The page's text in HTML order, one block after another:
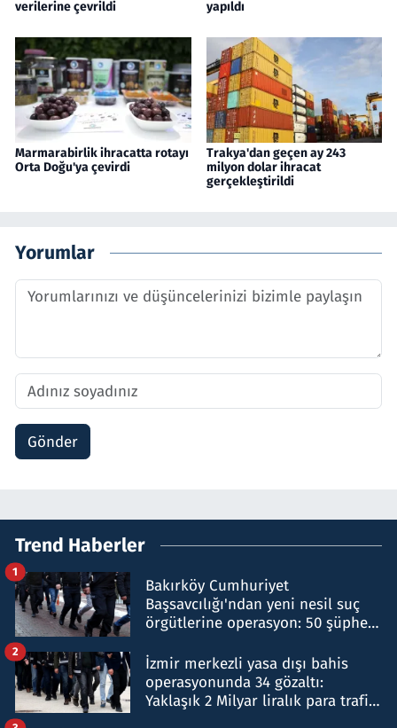
verilerine çevrildi
yapıldı
Marmarabirlik ihracatta rotayı
Orta Doğu'ya çevirdi
Trakya'dan geçen ay 243
milyon dolar ihracat
gerçekleştirildi
Yorumlar
Gönder
Trend Haberler
Bakırköy Cumhuriyet
Başsavcılığı'ndan yeni nesil suç
örgütlerine operasyon: 50 şüpheli
1
İzmir merkezli yasa dışı bahis
operasyonunda 34 gözaltı:
Yaklaşık 2 Milyar liralık para trafiği
2